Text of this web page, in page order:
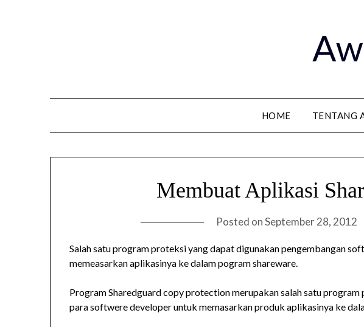
HOME TENTANG
Membuat Aplikasi
Posted onSeptember 28, 2012
Salah satu program proteksi yang dapat digunakan pengembangan
memeasarkan aplikasinya ke dalam pogram shareware.
Program Sharedguard copy protection merupakan salah satu
para softwere developer untuk memasarkan produk aplikasinya ke